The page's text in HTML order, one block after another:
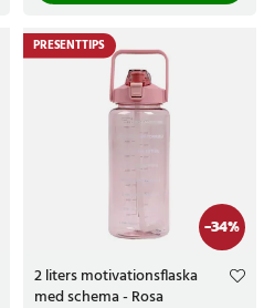
-34%
PRESENTTIPS
2 liters motivationsflaska
med schema - Rosa